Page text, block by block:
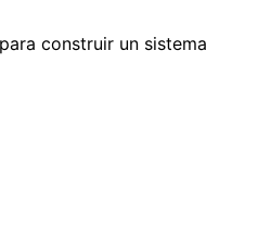
construir un sistema